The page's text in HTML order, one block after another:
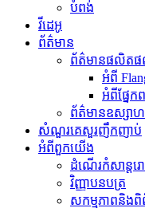
បំពង់
វីដេអូ
ព័ត៌មាន
ព័ត៌មានផលិត
អំពី
អំពីផ្នែក
ព័ត៌មានឧស្សាហ
សំណួរគេសួរញឹកញាប់
អំពីពួកយើង
ដំណើរកំសាន្តរ
វិញ្ញាបនបត្រ
សកម្មភាពនិង